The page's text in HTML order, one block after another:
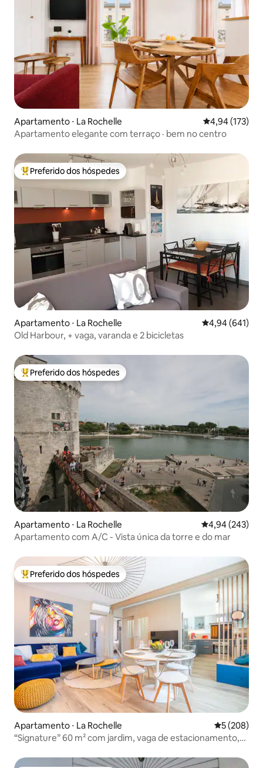
Apartamento ⋅ La Rochelle 4,94 de uma
4,94 (173)
Apartamento elegante com terraço · bem no centro
Entre os melhores preferidos dos hóspedes
Preferido dos hóspedes
Apartamento ⋅ La Rochelle 4,94 de uma
4,94 (641)
Old Harbour, + vaga, varanda e 2 bicicletas
Entre os melhores preferidos dos hóspedes
Preferido dos hóspedes
Apartamento ⋅ La Rochelle 4,94 de uma
4,94 (243)
Apartamento com A/C - Vista única da torre e do mar
Entre os melhores preferidos dos hóspedes
Preferido dos hóspedes
Apartamento ⋅ La Rochelle 5 de uma
5 (208)
“Signature” 60 m² com jardim, vaga de estacionamento,